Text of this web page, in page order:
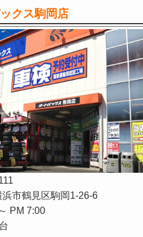
クス駒岡店
市鶴見区駒岡1-26-6
PM 7:00